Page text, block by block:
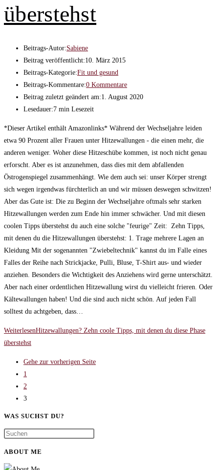
überstehst
Beitrags-Autor:Sabiene
Beitrag veröffentlicht:10. März 2015
Beitrags-Kategorie:Fit und gesund
Beitrags-Kommentare:0 Kommentare
Beitrag zuletzt geändert am:1. August 2020
Lesedauer:7 min Lesezeit
*Dieser Artikel enthält Amazonlinks* Während der Wechseljahre leiden
etwa 90 Prozent aller Frauen unter Hitzewallungen - die einen mehr, die
anderen weniger. Woher diese Hitzeschübe kommen, ist noch nicht genau
erforscht. Aber es ist anzunehmen, dass dies mit dem abfallenden
Östrogenspiegel zusammenhängt. Wie dem auch sei: unser Körper strengt
sich wegen irgendwas fürchterlich an und wir müssen deswegen schwitzen!
Aber das Gute ist: Die zu Beginn der Wechseljahre oftmals sehr starken
Hitzewallungen werden zum Ende hin immer schwächer. Und mit diesen
coolen Tipps überstehst du auch eine solche "feurige" Zeit: Zehn Tipps,
mit denen du die Hitzewallungen überstehst: 1. Trage mehrere Lagen an
Kleidung Mit der sogenannten "Zwiebeltechnik" kannst du im Falle eines
Falles der Reihe nach Strickjacke, Pulli, Bluse, T-Shirt aus- und wieder
anziehen. Besonders die Wichtigkeit des Anziehens wird gerne unterschätzt.
Aber nach einer ordentlichen Hitzewallung wirst du vielleicht frieren. Oder
Kältewallungen haben! Und die sind auch nicht schön. Auf jeden Fall
solltest du achtgeben, dass…
WeiterlesenHitzewallungen? Zehn coole Tipps, mit denen du diese Phase
überstehst
Gehe zur vorherigen Seite
1
2
3
WAS SUCHST DU?
ABOUT ME